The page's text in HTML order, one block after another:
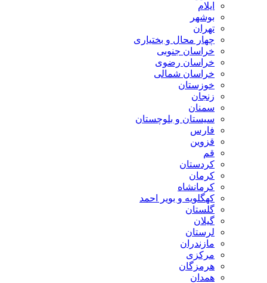
ایلام
بوشهر
تهران
چهار محال و بختیاری
خراسان جنوبی
خراسان رضوی
خراسان شمالی
خوزستان
زنجان
سمنان
سیستان و بلوچستان
فارس
قزوین
قم
کردستان
کرمان
کرمانشاه
کهگلویه و بویر احمد
گلستان
گیلان
لرستان
مازندران
مرکزی
هرمزگان
همدان